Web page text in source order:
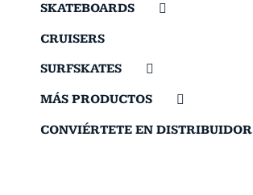
SKATEBOARDS
CRUISERS
SURFSKATES
MÁS PRODUCTOS
CONVIÉRTETE EN DISTRIBUIDOR